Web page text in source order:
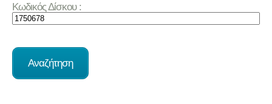
Κωδικός Δίσκου :